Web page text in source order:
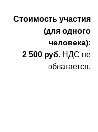
Стоимость участия
(для одного
человека):
2 500 руб. НДС не
облагается.